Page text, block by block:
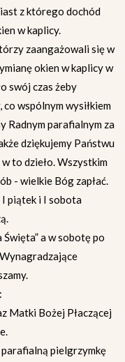
z którego dochód
w kaplicy.
zaangażowali się w
okien w kaplicy w
swój czas żeby
wspólnym wysiłkiem
Radnym parafialnym za
dziękujemy Państwu
to dzieło. Wszystkim
- wielkie Bóg zapłać.
piątek i I sobota
a w sobotę po
Matki Bożej Płaczącej
pielgrzymkę